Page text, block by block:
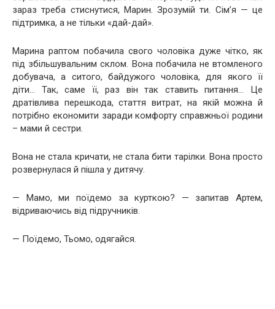
зараз треба стиснутися, Марин. Зрозумій ти. Сім’я — це
підтримка, а не тільки «дай-дай».
Марина раптом побачила свого чоловіка дуже чітко, як
під збільшувальним склом. Вона побачила не втомленого
добувача, а ситого, байдужого чоловіка, для якого її
діти… Так, саме її, раз він так ставить питання… Це
дратівлива перешкода, стаття витрат, на якій можна й
потрібно економити заради комфорту справжньої родини
– мами й сестри.
Вона не стала кричати, не стала бити тарілки. Вона просто
розвернулася й пішла у дитячу.
— Мамо, ми поїдемо за курткою? — запитав Артем,
відриваючись від підручників.
— Поїдемо, Тьомо, одягайся.